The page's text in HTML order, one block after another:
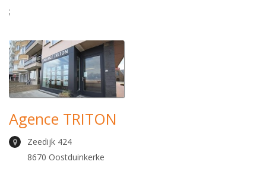
;
Agence TRITON
Zeedijk 424
8670 Oostduinkerke